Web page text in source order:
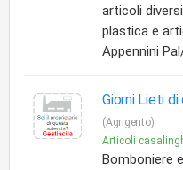
articoli
plastica e
Appennini
Giorni Lieti
(Agrigento)
Articoli
Bomboniere